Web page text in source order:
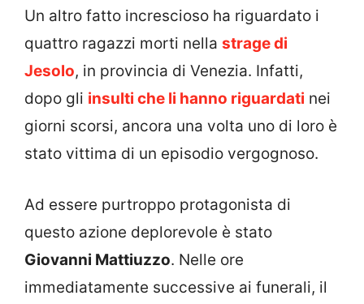
Un altro fatto increscioso ha riguardato i
quattro ragazzi morti nella strage di
Jesolo, in provincia di Venezia. Infatti,
dopo gli insulti che li hanno riguardati nei
giorni scorsi, ancora una volta uno di loro è
stato vittima di un episodio vergognoso.
Ad essere purtroppo protagonista di
questo azione deplorevole è stato
Giovanni Mattiuzzo. Nelle ore
immediatamente successive ai funerali, il